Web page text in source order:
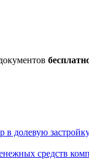
в долевую
средств